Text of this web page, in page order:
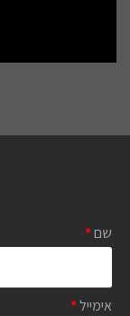
שם*
אימייל*